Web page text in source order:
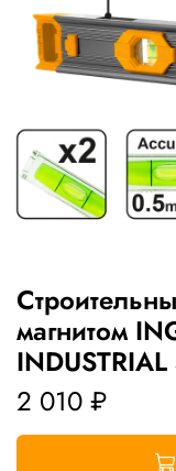
магнитом
2 010 ₽